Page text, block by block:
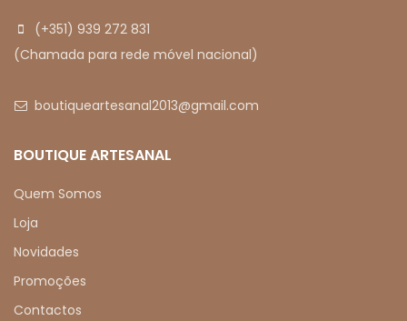
(+351) 939 272 831
(Chamada para rede móvel nacional)
boutiqueartesanal2013@gmail.com
BOUTIQUE ARTESANAL
Quem Somos
Loja
Novidades
Promoções
Contactos